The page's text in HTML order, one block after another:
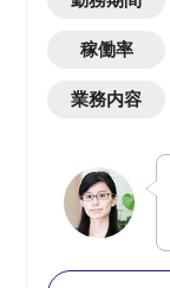
稼働率
業務内容